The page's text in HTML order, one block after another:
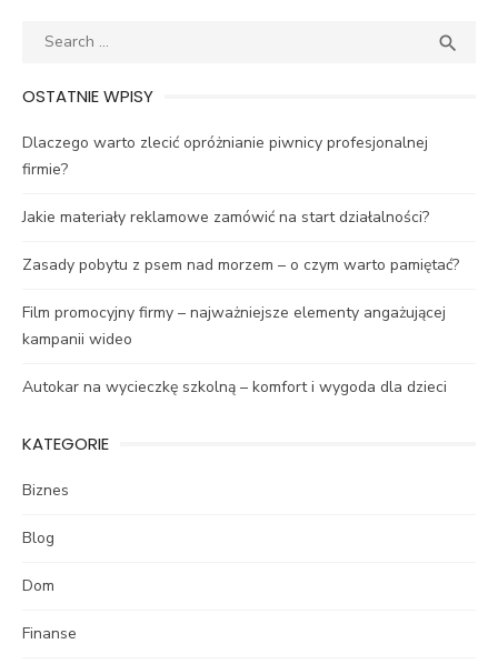
Search

OSTATNIE WPISY
Dlaczego warto zlecić opróżnianie piwnicy profesjonalnej
firmie?
Jakie materiały reklamowe zamówić na start działalności?
Zasady pobytu z psem nad morzem – o czym warto pamiętać?
Film promocyjny firmy – najważniejsze elementy angażującej
kampanii wideo
Autokar na wycieczkę szkolną – komfort i wygoda dla dzieci
KATEGORIE
Biznes
Blog
Dom
Finanse